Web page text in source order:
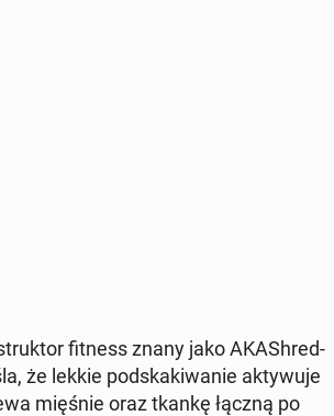
fitness znany jako AKA­Sh­red­
że lekkie pod­ska­ki­wa­nie ak­ty­wu­je
mięśnie oraz tkankę łączną po